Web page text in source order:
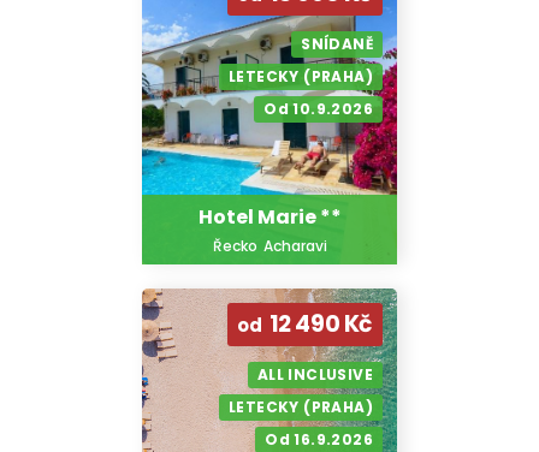
SNÍDANĚ
LETECKY (PRAHA)
Od 10.9.2026
Hotel Marie **
Řecko Acharavi
od 12 490 Kč
ALL INCLUSIVE
LETECKY (PRAHA)
Od 16.9.2026